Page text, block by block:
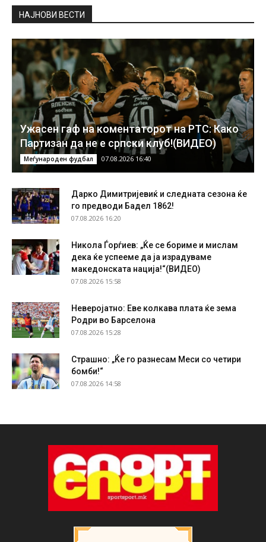
НAЈНОВИ ВЕСТИ
Ужасен гаф на коментаторот на РТС: Како
Партизан да не е српски клуб!(ВИДЕО)
Меѓународен фудбал 07.08.2026 16:40
Дарко Димитријевиќ и следната сезона ќе
го предводи Бадел 1862!
07.08.2026 16:20
Никола Ѓорѓиев: „Ќе се бориме и мислам
дека ќе успееме да ја израдуваме
македонската нација!“(ВИДЕО)
07.08.2026 15:58
Неверојатно: Еве колкава плата ќе зема
Родри во Барселона
07.08.2026 15:28
Страшно: „Ќе го разнесам Меси со четири
бомби!“
07.08.2026 14:58